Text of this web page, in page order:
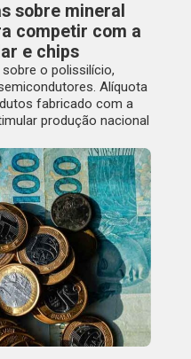
sobre mineral
competir com a
e chips
sobre o polissilício,
Alíquota
fabricado com a
produção nacional